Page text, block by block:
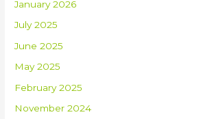
January 2026
July 2025
June 2025
May 2025
February 2025
November 2024